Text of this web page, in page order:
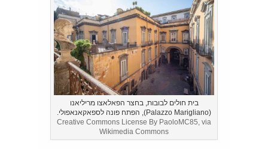
בית חולים לבובות, בחצר הפאלאצו מריליאנו
(Palazzo Marigliano), הפתח פונה לספאקאנאפולי.
Creative Commons License By PaoloMC85, via
Wikimedia Commons